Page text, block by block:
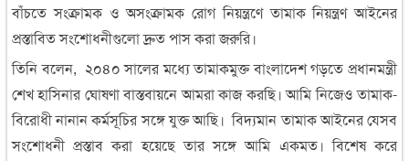
বাঁচতে সংক্রামক ও অসংক্রামক রোগ নিয়ন্ত্রণে তামাক নিয়ন্ত্রণ আইনের
প্রস্তাবিত সংশোধনীগুলো দ্রুত পাস করা জরুরি।
তিনি বলেন, ২০৪০ সালের মধ্যে তামাকমুক্ত বাংলাদেশ গড়তে প্রধানমন্ত্রী
শেখ হাসিনার ঘোষণা বাস্তবায়নে আমরা কাজ করছি। আমি নিজেও তামাক-
বিরোধী নানান কর্মসূচির সঙ্গে যুক্ত আছি। বিদ্যমান তামাক আইনের যেসব
সংশোধনী প্রস্তাব করা হয়েছে তার সঙ্গে আমি একমত। বিশেষ করে